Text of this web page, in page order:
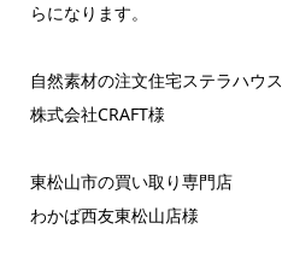
らになります。
自然素材の注文住宅ステラハウス
株式会社CRAFT様
東松山市の買い取り専門店
わかば西友東松山店様